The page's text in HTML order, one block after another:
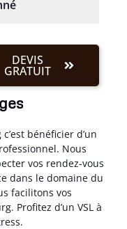
DEVIS
GRATUIT
bénéficier d’un
Nous
vos rendez-vous
dans le domaine du
facilitons vos
Profitez d’un VSL à